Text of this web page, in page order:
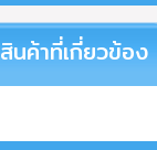
สินค้าที่เกี่ยวข้อง